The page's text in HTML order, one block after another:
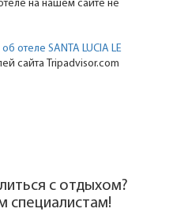
на нашем сайте не
об отеле SANTA LUCIA LE
сайта Tripadvisor.com
с отдыхом?
специалистам!